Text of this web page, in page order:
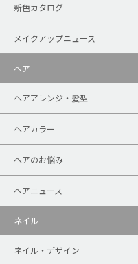
新色カタログ
メイクアップニュース
ヘア
ヘアアレンジ・髪型
ヘアカラー
ヘアのお悩み
ヘアニュース
ネイル
ネイル・デザイン